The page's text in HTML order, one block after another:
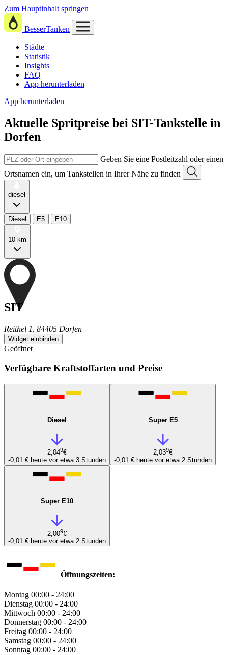
Zum Hauptinhalt springen
BesserTanken
Städte
Statistik
Insights
FAQ
App herunterladen
App herunterladen
Aktuelle Spritpreise bei SIT-Tankstelle in
Dorfen
Geben Sie eine Postleitzahl oder einen
Ortsnamen ein, um Tankstellen in Ihrer Nähe zu finden
diesel
Diesel E5 E10
10 km
SIT
Reithel 1, 84405 Dorfen
Widget einbinden
Geöffnet
Verfügbare Kraftstoffarten und Preise
Diesel
2,049€
-0,01 € heute vor etwa 3 Stunden
Super E5
2,039€
-0,01 € heute vor etwa 2 Stunden
Super E10
2,009€
-0,01 € heute vor etwa 2 Stunden
Öffnungszeiten:
Montag 00:00 - 24:00
Dienstag 00:00 - 24:00
Mittwoch 00:00 - 24:00
Donnerstag 00:00 - 24:00
Freitag 00:00 - 24:00
Samstag 00:00 - 24:00
Sonntag 00:00 - 24:00